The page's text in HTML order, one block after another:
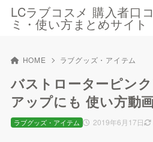
LCラブコスメ 購入者口コ
ミ・使い方まとめサイト
HOME ラブグッズ・アイテム
バストローターピン
アップにも 使い方動
2019年6月17日
ラブグッズ・アイテム